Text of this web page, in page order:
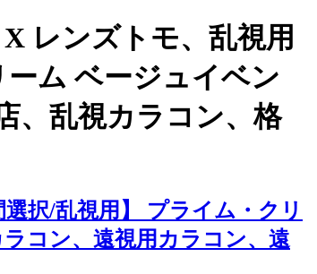
レンズトモ、乱視用
ム ベージュイベン
、乱視カラコン、格
択/乱視用】 プライム・クリ
コン、遠視用カラコン、遠